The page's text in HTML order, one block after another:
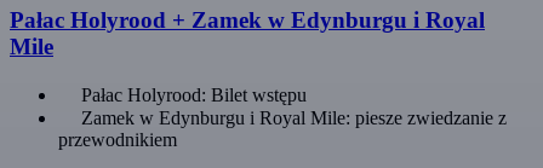
Pałac Holyrood + Zamek w Edynburgu i Royal
Mile
Pałac Holyrood: Bilet wstępu
Zamek w Edynburgu i Royal Mile: piesze zwiedzanie z
przewodnikiem